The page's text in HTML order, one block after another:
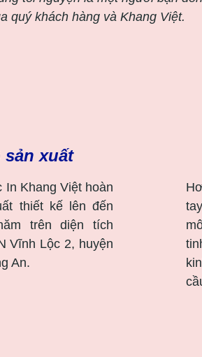
quý khách hàng và Khang Việt.
sản xuất
Khang Việt hoàn
thiết kế lên đến
trên diện tích
Vĩnh Lộc 2, huyện
An.